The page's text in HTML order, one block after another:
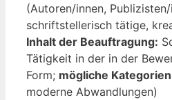
(Autoren/innen, Publizisten/
schriftstellerisch tätige,
Inhalt der Beauftragung:
Tätigkeit in der in der
Form; mögliche
moderne Abwandlungen)